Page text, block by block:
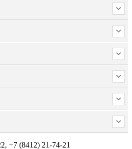
+7 (8412) 21-74-21